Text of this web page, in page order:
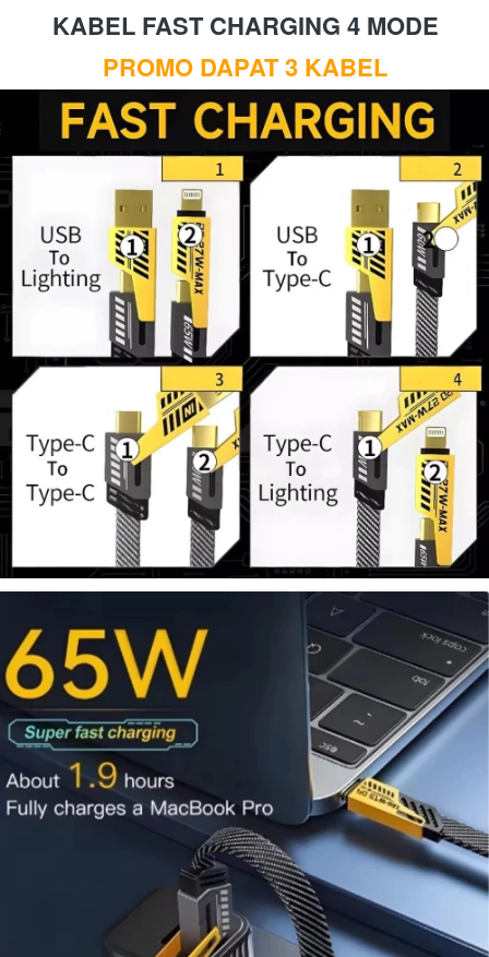
KABEL FAST CHARGING 4 MODE
PROMO DAPAT 3 KABEL